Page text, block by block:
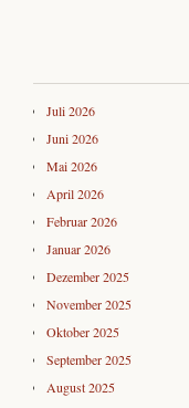
Juli 2026
Juni 2026
Mai 2026
April 2026
Februar 2026
Januar 2026
Dezember 2025
November 2025
Oktober 2025
September 2025
August 2025